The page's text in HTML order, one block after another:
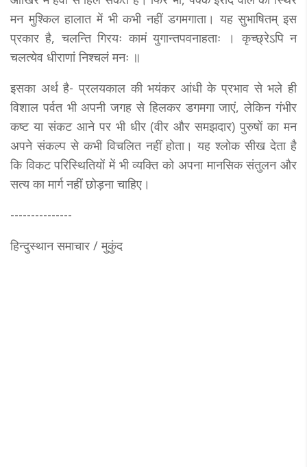
मन मुश्किल हालात में भी कभी नहीं डगमगाता। यह सुभाषितम् इस
प्रकार है, चलन्ति गिरयः कामं युगान्तपवनाहताः । कृच्छ्रेऽपि न
चलत्येव धीराणां निश्चलं मनः ॥
इसका अर्थ है- प्रलयकाल की भयंकर आंधी के प्रभाव से भले ही
विशाल पर्वत भी अपनी जगह से हिलकर डगमगा जाएं, लेकिन गंभीर
कष्ट या संकट आने पर भी धीर (वीर और समझदार) पुरुषों का मन
अपने संकल्प से कभी विचलित नहीं होता। यह श्लोक सीख देता है
कि विकट परिस्थितियों में भी व्यक्ति को अपना मानसिक संतुलन और
सत्य का मार्ग नहीं छोड़ना चाहिए।
---------------
हिन्दुस्थान समाचार / मुकुंद